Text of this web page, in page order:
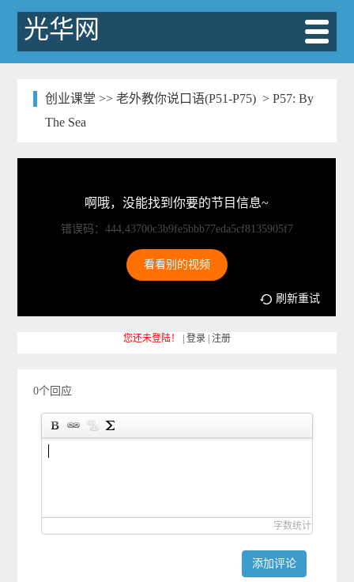
光华网
创业课堂 >>老外教你说口语(P51-P75) > P57: By
The Sea
啊哦，没能找到你要的节目信息~
错误码：444,43700c3b9fe5bbb77eda5cf8135905f7
看看别的视频
刷新重试
您还未登陆！ 登录| 注册
0个回应
字数统计
添加评论